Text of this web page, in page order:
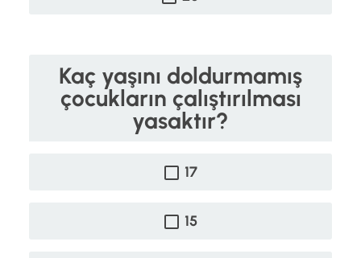
Kaç yaşını doldurmamış
çocukların çalıştırılması
yasaktır?
17
15